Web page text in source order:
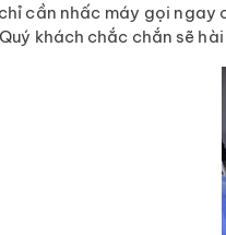
cần nhấc máy gọi ngay
khách chắc chắn sẽ